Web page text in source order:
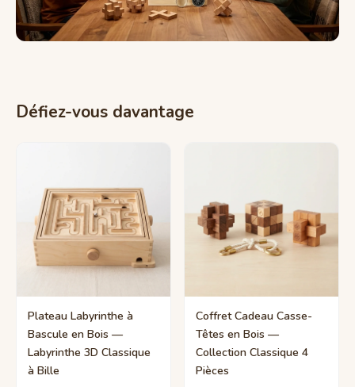
Défiez-vous davantage
Plateau Labyrinthe à
Bascule en Bois —
Labyrinthe 3D Classique
à Bille
Coffret Cadeau Casse-
Têtes en Bois —
Collection Classique 4
Pièces